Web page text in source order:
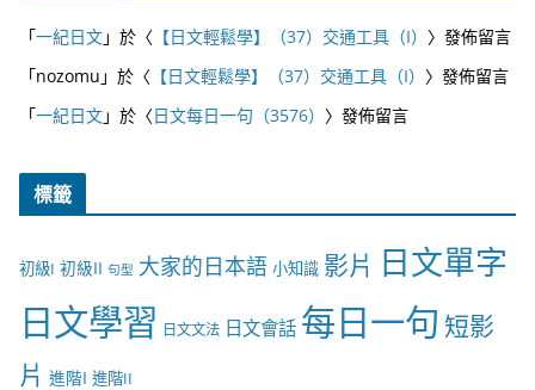
「一紀日文」於〈 【日文輕鬆學】（37）交通工具（I） 〉發佈留言
「nozomu 」於〈 【日文輕鬆學】（37）交通工具（I） 〉發佈留言
「一紀日文」於〈日文每日一句（3576） 〉發佈留言
標籤
初級I 初級II 句型 大家的日本語 小知識 影片 日文單字
日文學習 日文文法 日文會話 每日一句 短影
片 進階I 進階II